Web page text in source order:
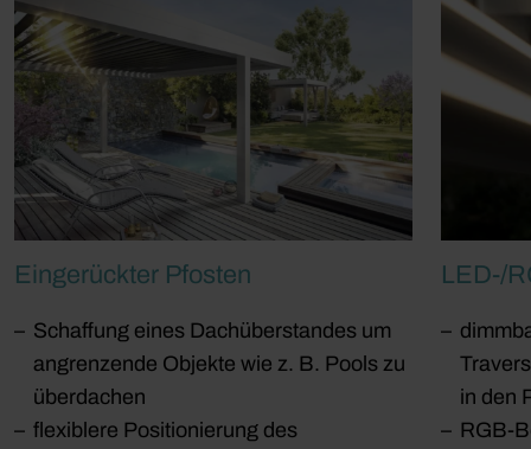
Eingerückter Pfosten
Schaffung eines Dachüberstandes um
angrenzende Objekte wie z. B. Pools zu
überdachen
flexiblere Positionierung des
LED-/
in den
RGB-